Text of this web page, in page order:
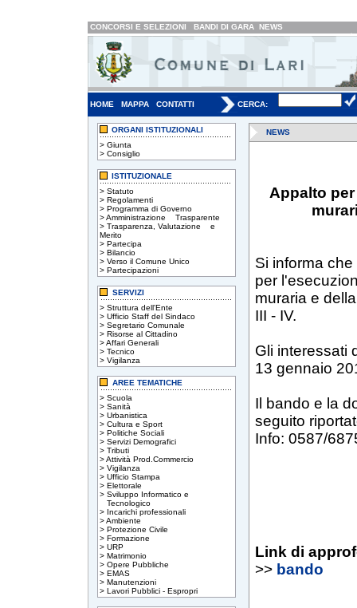
CONCORSI E SELEZIONI BANDI DI GARA NEWS
HOME MAPPA CONTATTI CERCA:
ORGANI ISTITUZIONALI
> Giunta
> Consiglio
ISTITUZIONALE
> Statuto
> Regolamenti
> Programma di Governo
>Amministrazione Trasparente
> Trasparenza, Valutazione e
Merito
> Partecipa
> Bilancio
> Verso il Comune Unico
> Partecipazioni
SERVIZI
> Struttura dell'Ente
> Ufficio Staff del Sindaco
> Segretario Comunale
> Risorse al Cittadino
>Affari Generali
> Tecnico
> Vigilanza
AREE TEMATICHE
> Scuola
> Sanità
> Urbanistica
> Cultura e Sport
> Politiche Sociali
> Servizi Demografici
> Tributi
>Attività Prod.Commercio
> Vigilanza
> Ufficio Stampa
> Elettorale
> Sviluppo Informatico e
Tecnologico
> Incarichi professionali
>Ambiente
> Protezione Civile
> Formazione
> URP
> Matrimonio
> Opere Pubbliche
> EMAS
> Manutenzioni
> Lavori Pubblici - Espropri
NEWS
Appalto
Si informa
per
muraria e
III - IV.
Gli interessati
13 gennaio
Il bando e la
seguito
Info: 0587/
Link di
>> bando